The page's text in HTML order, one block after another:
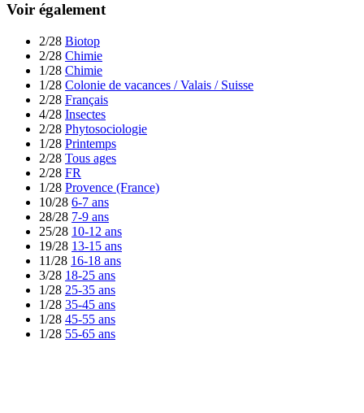
Voir également
2/28 Biotop
2/28 Chimie
1/28 Chimie
1/28 Colonie de vacances / Valais / Suisse
2/28 Français
4/28 Insectes
2/28 Phytosociologie
1/28 Printemps
2/28 Tous ages
2/28 FR
1/28 Provence (France)
10/28 6-7 ans
28/28 7-9 ans
25/28 10-12 ans
19/28 13-15 ans
11/28 16-18 ans
3/28 18-25 ans
1/28 25-35 ans
1/28 35-45 ans
1/28 45-55 ans
1/28 55-65 ans